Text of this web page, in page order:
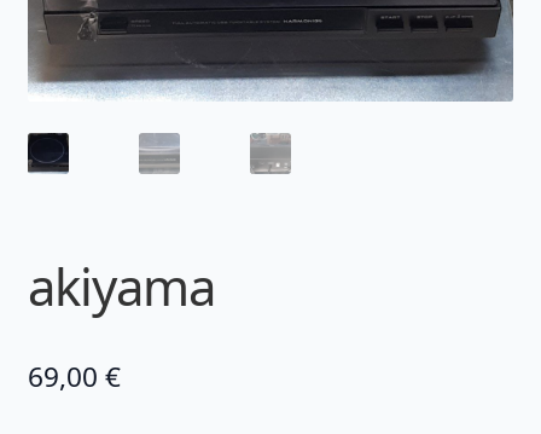
akiyama
69,00 €